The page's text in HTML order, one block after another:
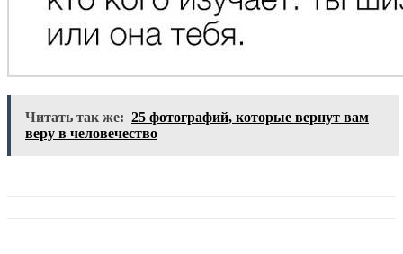
Читать так же: 25 фотографий, которые вернут вам
веру в человечество